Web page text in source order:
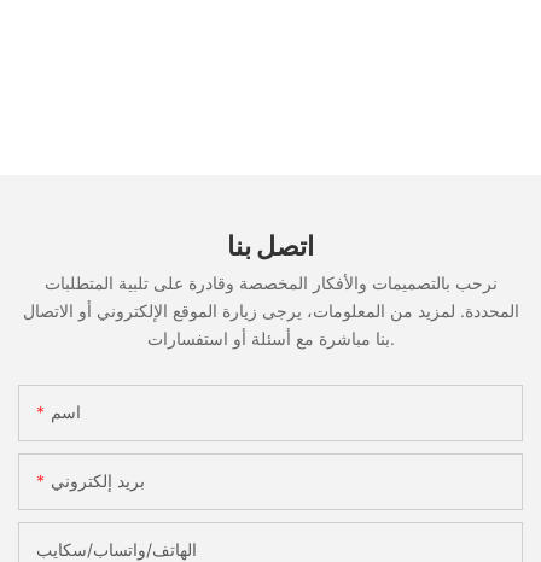
اتصل بنا
نرحب بالتصميمات والأفكار المخصصة وقادرة على تلبية المتطلبات
المحددة. لمزيد من المعلومات، يرجى زيارة الموقع الإلكتروني أو الاتصال
بنا مباشرة مع أسئلة أو استفسارات.
اسم
بريد إلكتروني
الهاتف/واتساب/سكايب